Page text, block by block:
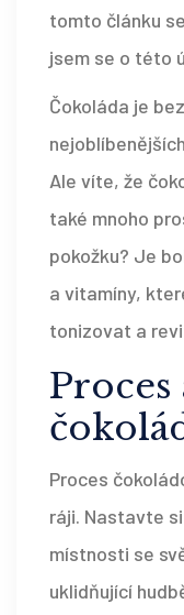
tomto článku
jsem se o této
Čokoláda je
Ale víte, že
také mnoho
pokožku? Je
a vitamíny,
tonizovat a
Proces
ráji. Nastavte
místnosti se
uklidňující